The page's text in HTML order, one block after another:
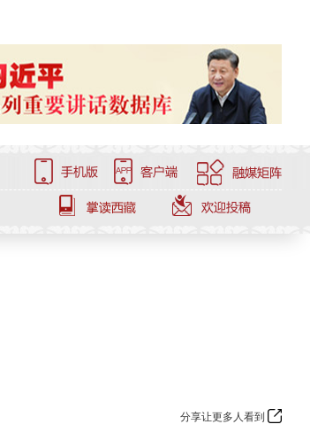
分享让更多人看到